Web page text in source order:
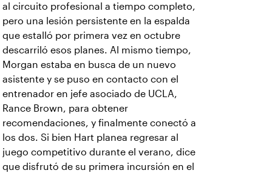
al circuito profesional a tiempo completo,
pero una lesión persistente en la espalda
que estalló por primera vez en octubre
descarriló esos planes. Al mismo tiempo,
Morgan estaba en busca de un nuevo
asistente y se puso en contacto con el
entrenador en jefe asociado de UCLA,
Rance Brown, para obtener
recomendaciones, y finalmente conectó a
los dos. Si bien Hart planea regresar al
juego competitivo durante el verano, dice
que disfrutó de su primera incursión en el